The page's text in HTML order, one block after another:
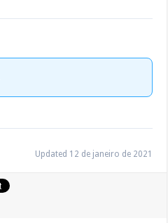
Updated 12 de janeiro de 2021